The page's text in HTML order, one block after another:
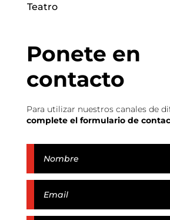
Teatro
Ponete en
contacto
Para utilizar nuestros canales de
complete el formulario de